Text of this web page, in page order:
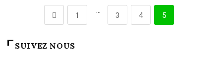
1
…
3 4 5
SUIVEZ NOUS